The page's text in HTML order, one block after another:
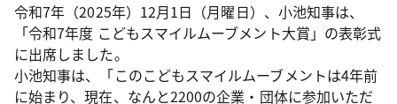
令和7年（2025年）12月1日（月曜日）、小池知事は、
「令和7年度 こどもスマイルムーブメント大賞」の表彰式
に出席しました。
小池知事は、「このこどもスマイルムーブメントは4年前
に始まり、現在、なんと2200の企業・団体に参加いただ